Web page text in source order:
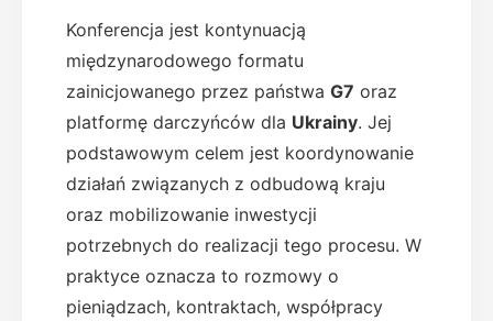
Konferencja jest kontynuacją
międzynarodowego formatu
zainicjowanego przez państwa G7 oraz
platformę darczyńców dla Ukrainy. Jej
podstawowym celem jest koordynowanie
działań związanych z odbudową kraju
oraz mobilizowanie inwestycji
potrzebnych do realizacji tego procesu. W
praktyce oznacza to rozmowy o
pieniądzach, kontraktach, współpracy